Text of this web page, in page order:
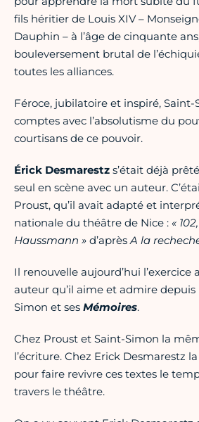
fils héritier de Louis XIV –
Dauphin – à l’âge de cinquante
bouleversement brutal de
toutes les alliances.
Féroce, jubilatoire et inspiré, Saint-
comptes avec l’absolutisme du
courtisans de ce pouvoir.
Érick Desmarestz s’était déjà
seul en scène avec un auteur.
Proust, qu’il avait adapté et
nationale du théâtre de Nice : «
Haussmann » d’aprèsA la
Il renouvelle aujourd’hui l’exercice
auteur qu’il aime et admire
Simon et ses Mémoires.
Chez Proust et Saint-Simon la
l’écriture. Chez Erick Desmarestz
pour faire revivre ces textes le
travers le théâtre.